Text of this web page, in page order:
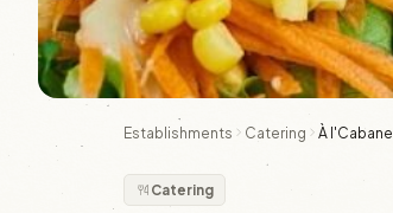
Establishments Catering À l'Cabane
Catering